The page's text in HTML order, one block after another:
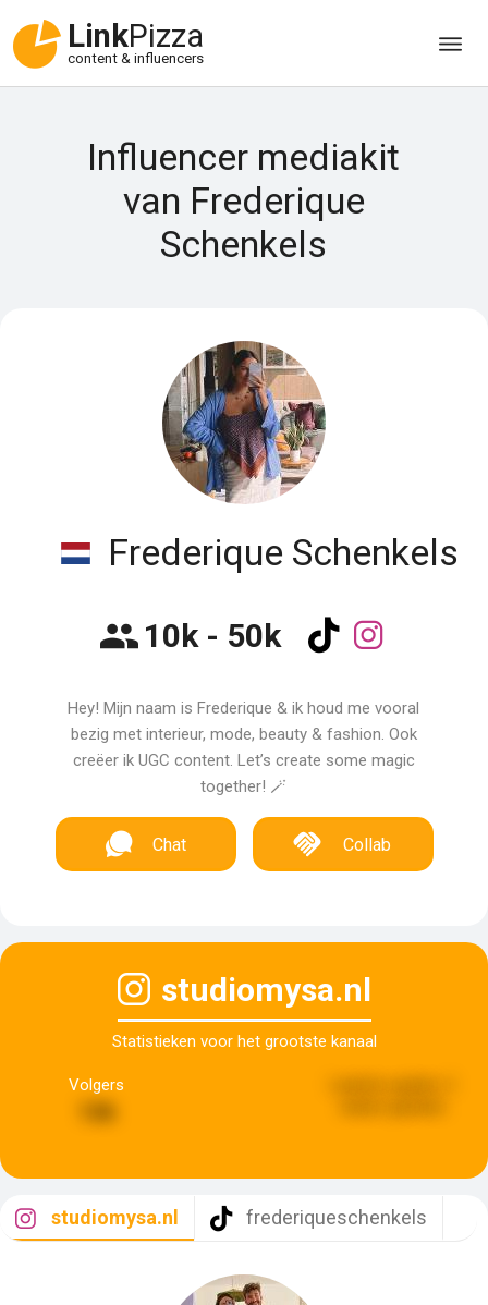
LinkPizza
content & influencers
Influencer mediakit
van Frederique
Schenkels
Frederique Schenkels
10k - 50k
Hey! Mijn naam is Frederique & ik houd me vooral
bezig met interieur, mode, beauty & fashion. Ook
creëer ik UGC content. Let’s create some magic
together! 🪄
Chat Collab
studiomysa.nl
Statistieken voor het grootste kanaal
Volgers
studiomysa.nl frederiqueschenkels